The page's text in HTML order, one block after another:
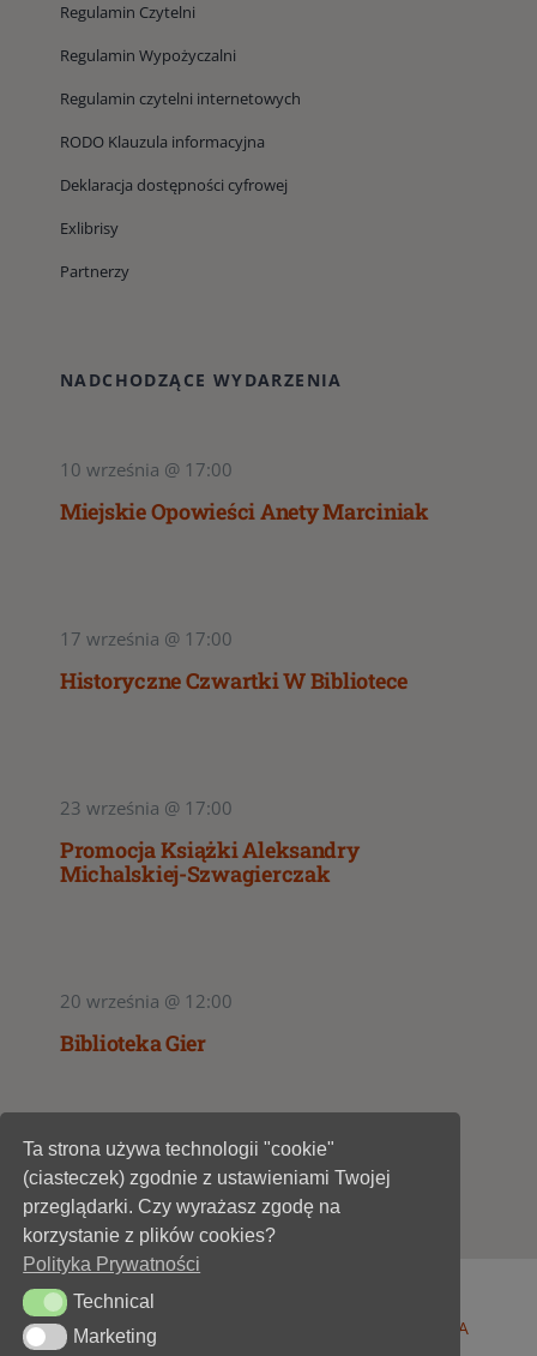
Regulamin Czytelni
Regulamin Wypożyczalni
Regulamin czytelni internetowych
RODO Klauzula informacyjna
Deklaracja dostępności cyfrowej
Exlibrisy
Partnerzy
NADCHODZĄCE WYDARZENIA
10 września @ 17:00
Miejskie Opowieści Anety Marciniak
17 września @ 17:00
Historyczne Czwartki W Bibliotece
23 września @ 17:00
Promocja Książki Aleksandry
Michalskiej-Szwagierczak
20 września @ 12:00
Biblioteka Gier
1 2
© 1947 - 2026 •
Miejska Biblioteka Publiczna im. A
Ta strona używa technologii "cookie"
(ciasteczek) zgodnie z ustawieniami Twojej
przeglądarki. Czy wyrażasz zgodę na
korzystanie z plików cookies?
Polityka Prywatności
TechnicalTechnical
MarketingMarketing